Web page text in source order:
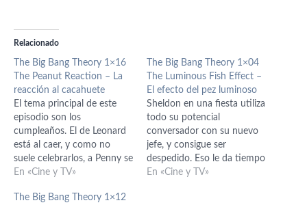
Relacionado
The Big Bang Theory 1×16
The Peanut Reaction – La
reacción al cacahuete
El tema principal de este
episodio son los
cumpleaños. El de Leonard
está al caer, y como no
suele celebrarlos, a Penny se
le ocurre hacerle una fiesta
desastrosos amigos de
En «Cine y TV»
The Big Bang Theory 1×04
The Luminous Fish Effect –
El efecto del pez luminoso
Sheldon en una fiesta utiliza
todo su potencial
conversador con su nuevo
jefe, y consigue ser
despedido. Eso le da tiempo
a convertir la preparación
En «Cine y TV»
The Big Bang Theory 1×12